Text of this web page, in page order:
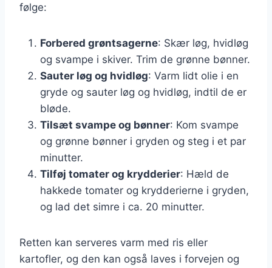
følge:
Forbered grøntsagerne: Skær løg, hvidløg
og svampe i skiver. Trim de grønne bønner.
Sauter løg og hvidløg: Varm lidt olie i en
gryde og sauter løg og hvidløg, indtil de er
bløde.
Tilsæt svampe og bønner: Kom svampe
og grønne bønner i gryden og steg i et par
minutter.
Tilføj tomater og krydderier: Hæld de
hakkede tomater og krydderierne i gryden,
og lad det simre i ca. 20 minutter.
Retten kan serveres varm med ris eller
kartofler, og den kan også laves i forvejen og